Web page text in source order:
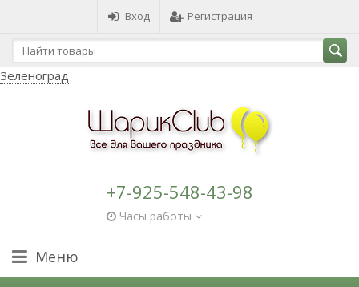
Вход Регистрация
Зеленоград
+7-925-548-43-98
Часы работы
Меню